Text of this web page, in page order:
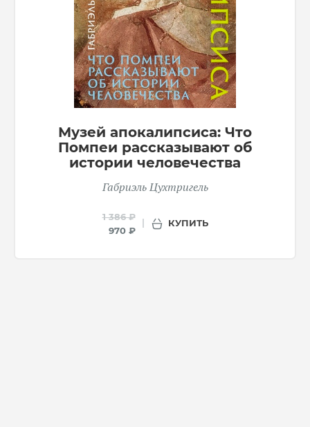
Музей апокалипсиса: Что
Помпеи рассказывают об
истории человечества
Габриэль Цухтригель
1 386 ₽
970 ₽
КУПИТЬ